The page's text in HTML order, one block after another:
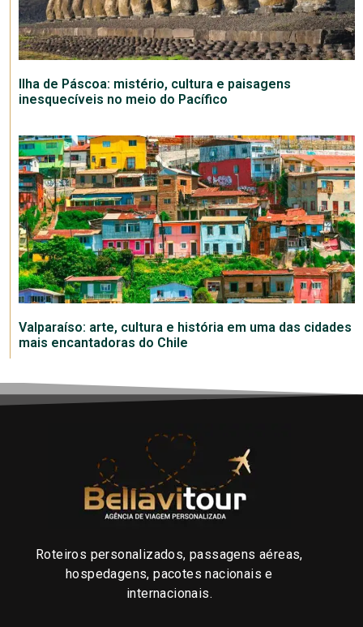
Ilha de Páscoa: mistério, cultura e paisagens
inesquecíveis no meio do Pacífico
Valparaíso: arte, cultura e história em uma das cidades
mais encantadoras do Chile
Roteiros personalizados, passagens aéreas,
hospedagens, pacotes nacionais e
internacionais.